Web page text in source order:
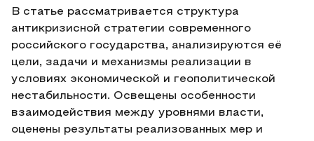
В статье рассматривается структура
антикризисной стратегии современного
российского государства, анализируются её
цели, задачи и механизмы реализации в
условиях экономической и геополитической
нестабильности. Освещены особенности
взаимодействия между уровнями власти,
оценены результаты реализованных мер и